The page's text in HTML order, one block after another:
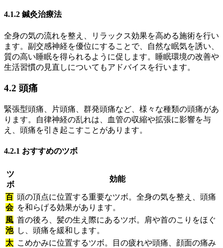
4.1.2 鍼灸治療法
全身の気の流れを整え、リラックス効果を高める施術を行い
ます。副交感神経を優位にすることで、自然な眠気を誘い、
質の高い睡眠を得られるように促します。睡眠環境の改善や
生活習慣の見直しについてもアドバイスを行います。
4.2 頭痛
緊張型頭痛、片頭痛、群発頭痛など、様々な種類の頭痛があ
ります。自律神経の乱れは、血管の収縮や拡張に影響を与
え、頭痛を引き起こすことがあります。
4.2.1 おすすめのツボ
ツ
ボ
効能
百
会
頭の頂点に位置する重要なツボ。全身の気を整え、頭痛
を和らげる効果があります。
風
池
首の後ろ、髪の生え際にあるツボ。肩や首のこりをほぐ
し、頭痛を緩和します。
太 こめかみに位置するツボ。目の疲れや頭痛、顔面の痛み